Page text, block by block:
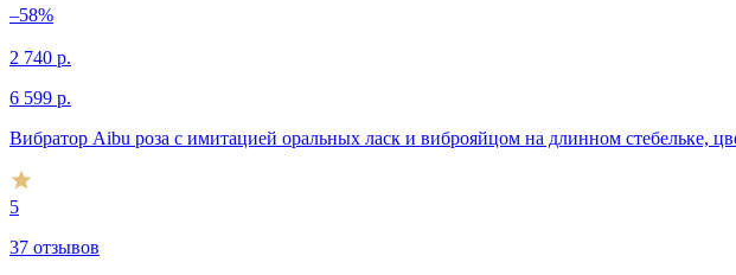
–58%
2 740 р.
6 599 р.
Вибратор Aibu роза с имитацией оральных ласк и виброяйцом на длинном стебельке,
5
37 отзывов